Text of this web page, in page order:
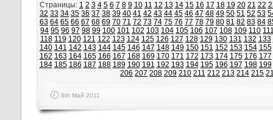
Страницы: 1 2 3 4 5 6 7 8 9 10 11 12 13 14 15 16 17 18 19 20 21 22
32 33 34 35 36 37 38 39 40 41 42 43 44 45 46 47 48 49 50 51 52 53
63 64 65 66 67 68 69 70 71 72 73 74 75 76 77 78 79 80 81 82 83 84
94 95 96 97 98 99 100 101 102 103 104 105 106 107 108 109 110
118 119 120 121 122 123 124 125 126 127 128 129 130 131 132 133
140 141 142 143 144 145 146 147 148 149 150 151 152 153 154 155
162 163 164 165 166 167 168 169 170 171 172 173 174 175 176 177
184 185 186 187 188 189 190 191 192 193 194 195 196 197 198 199
206 207 208 209 210 211 212 213 214 215
8th Май 2011